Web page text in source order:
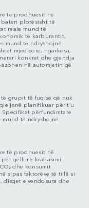
të prodhuesit në
bateri plotësisht të
reale mund të
të karburantit,
mund të ndryshojnë
mjedisore, ngarkesa,
konkret dhe gjendja
në automjetin që
grupit të fuqisë që nuk
janë planifikuar për t’u
përfundimtare
të ndryshojnë
të prodhuesit në
qëllime krahasimi.
dhe konsumit
sipas faktorëve të tillë si
disqet e vendosura dhe